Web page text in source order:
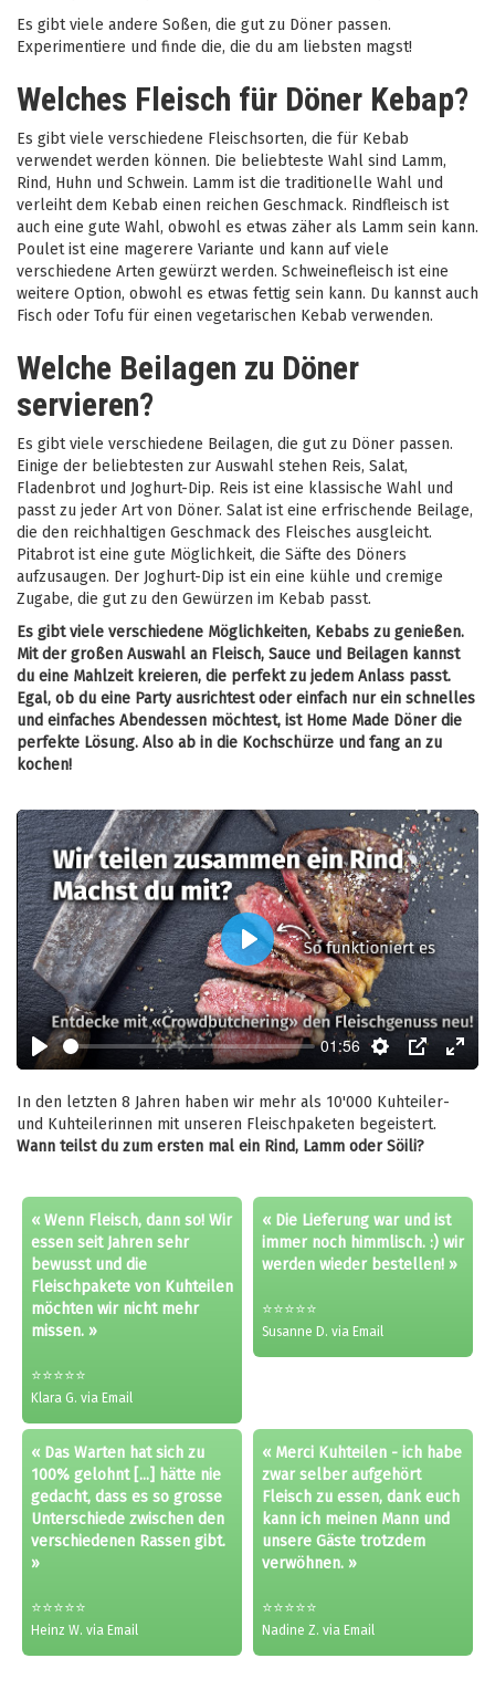
Es gibt viele andere Soßen, die gut zu Döner passen.
Experimentiere und finde die, die du am liebsten magst!
Welches Fleisch für Döner Kebap?
Es gibt viele verschiedene Fleischsorten, die für Kebab
verwendet werden können. Die beliebteste Wahl sind Lamm,
Rind, Huhn und Schwein. Lamm ist die traditionelle Wahl und
verleiht dem Kebab einen reichen Geschmack. Rindfleisch ist
auch eine gute Wahl, obwohl es etwas zäher als Lamm sein kann.
Poulet ist eine magerere Variante und kann auf viele
verschiedene Arten gewürzt werden. Schweinefleisch ist eine
weitere Option, obwohl es etwas fettig sein kann. Du kannst auch
Fisch oder Tofu für einen vegetarischen Kebab verwenden.
Welche Beilagen zu Döner
servieren?
Es gibt viele verschiedene Beilagen, die gut zu Döner passen.
Einige der beliebtesten zur Auswahl stehen Reis, Salat,
Fladenbrot und Joghurt-Dip. Reis ist eine klassische Wahl und
passt zu jeder Art von Döner. Salat ist eine erfrischende Beilage,
die den reichhaltigen Geschmack des Fleisches ausgleicht.
Pitabrot ist eine gute Möglichkeit, die Säfte des Döners
aufzusaugen. Der Joghurt-Dip ist ein eine kühle und cremige
Zugabe, die gut zu den Gewürzen im Kebab passt.
Es gibt viele verschiedene Möglichkeiten, Kebabs zu genießen.
Mit der großen Auswahl an Fleisch, Sauce und Beilagen kannst
du eine Mahlzeit kreieren, die perfekt zu jedem Anlass passt.
Egal, ob du eine Party ausrichtest oder einfach nur ein schnelles
und einfaches Abendessen möchtest, ist Home Made Döner die
perfekte Lösung. Also ab in die Kochschürze und fang an zu
kochen!
Play
01:56
Settings
PIP Enter
Play
In den letzten 8 Jahren haben wir mehr als 10'000 Kuhteiler-
und Kuhteilerinnen mit unseren Fleischpaketen begeistert.
Wann teilst du zum ersten mal ein Rind, Lamm oder Söili?
« Wenn Fleisch, dann so! Wir
essen seit Jahren sehr
bewusst und die
Fleischpakete von Kuhteilen
möchten wir nicht mehr
missen. »
⭐⭐⭐⭐⭐
Klara G. via Email
« Die Lieferung war und ist
immer noch himmlisch. :) wir
werden wieder bestellen! »
⭐⭐⭐⭐⭐
Susanne D. via Email
« Das Warten hat sich zu
100% gelohnt [...] hätte nie
gedacht, dass es so grosse
Unterschiede zwischen den
verschiedenen Rassen gibt.
»
⭐⭐⭐⭐⭐
Heinz W. via Email
« Merci Kuhteilen - ich habe
zwar selber aufgehört
Fleisch zu essen, dank euch
kann ich meinen Mann und
unsere Gäste trotzdem
verwöhnen. »
⭐⭐⭐⭐⭐
Nadine Z. via Email